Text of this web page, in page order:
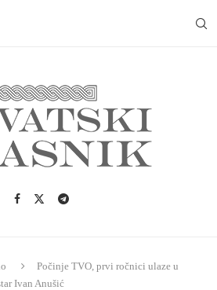
Počinje TVO, prvi ročnici ulaze u
Ivan Anušić